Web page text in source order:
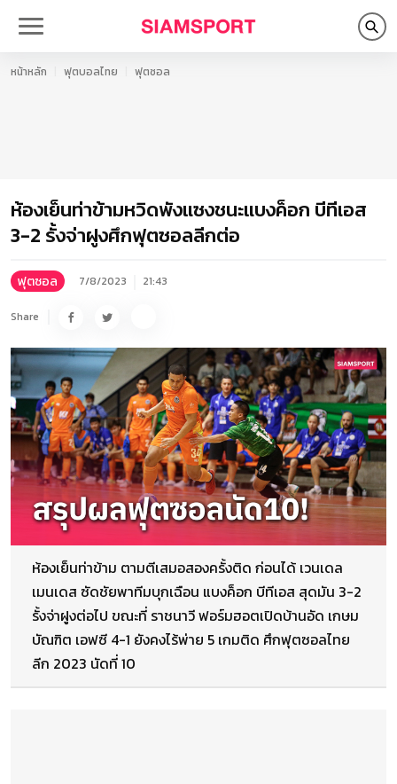
หน้าหลัก ฟุตบอลไทย ฟุตซอล
ห้องเย็นท่าข้ามหวิดพังแซงชนะแบงค็อก บีทีเอส
3-2 รั้งจ่าฝูงศึกฟุตซอลลีกต่อ
ฟุตซอล 7/8/2023 21:43
Share
ห้องเย็นท่าข้าม ตามตีเสมอสองครั้งติด ก่อนได้ เวนเดล
เมนเดส ซัดชัยพาทีมบุกเฉือน แบงค็อก บีทีเอส สุดมัน 3-2
รั้งจ่าฝูงต่อไป ขณะที่ ราชนาวี ฟอร์มฮอตเปิดบ้านอัด เกษม
บัณฑิต เอฟซี 4-1 ยังคงไร้พ่าย 5 เกมติด ศึกฟุตซอลไทย
ลีก 2023 นัดที่ 10